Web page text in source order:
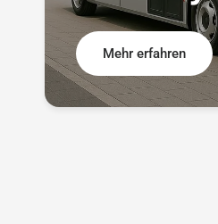
Mehr erfahren